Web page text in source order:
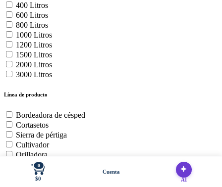
400 Litros
600 Litros
800 Litros
1000 Litros
1200 Litros
1500 Litros
2000 Litros
3000 Litros
Línea de producto
Bordeadora de césped
Cortasetos
Sierra de pértiga
Cultivador
Orilladora
Soplador de hojas
Baterías y cargadores
0
$0
Cuenta
AI